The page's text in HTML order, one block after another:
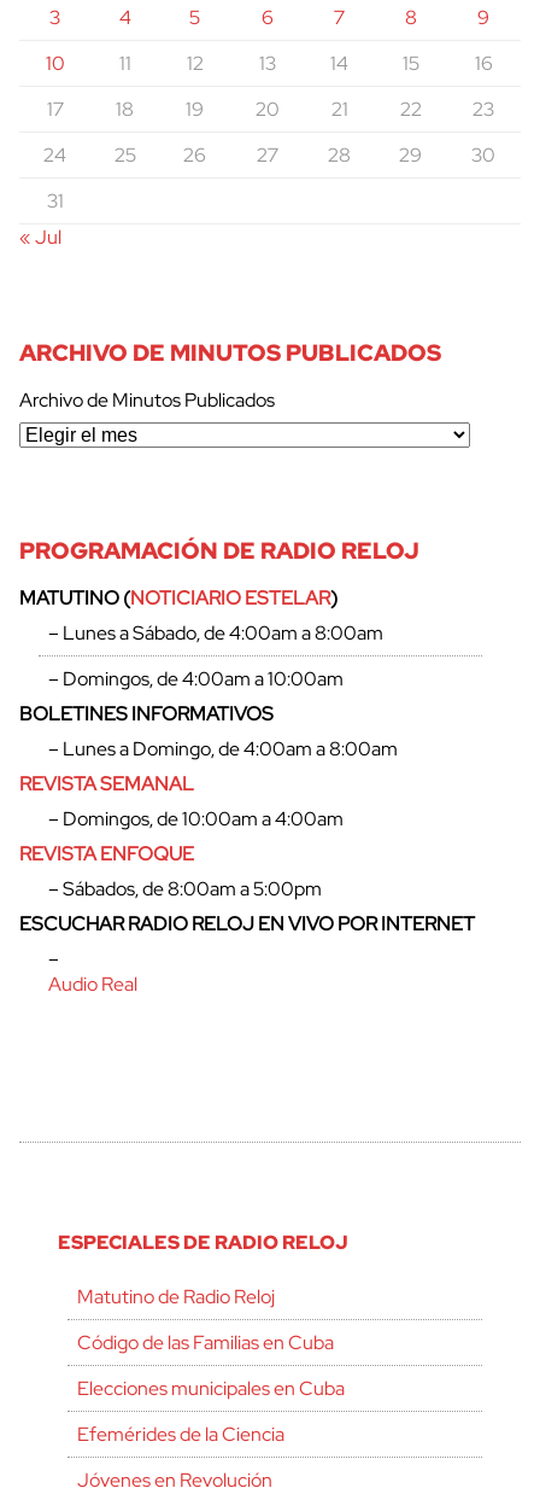
3 4 5 6 7 8
9
10
11 12 13 14 15
16
17
18 19 20 21 22
23
24
25 26 27 28 29
30
31
« Jul
ARCHIVO DE MINUTOS PUBLICADOS
Archivo de Minutos Publicados
PROGRAMACIÓN DE RADIO RELOJ
MATUTINO (NOTICIARIO ESTELAR)
– Lunes a Sábado, de 4:00am a 8:00am
– Domingos, de 4:00am a 10:00am
BOLETINES INFORMATIVOS
– Lunes a Domingo, de 4:00am a 8:00am
REVISTA SEMANAL
– Domingos, de 10:00am a 4:00am
REVISTA ENFOQUE
– Sábados, de 8:00am a 5:00pm
ESCUCHAR RADIO RELOJ EN VIVO POR INTERNET
–
Audio Real
ESPECIALES DE RADIO RELOJ
Matutino de Radio Reloj
Código de las Familias en Cuba
Elecciones municipales en Cuba
Efemérides de la Ciencia
Jóvenes en Revolución